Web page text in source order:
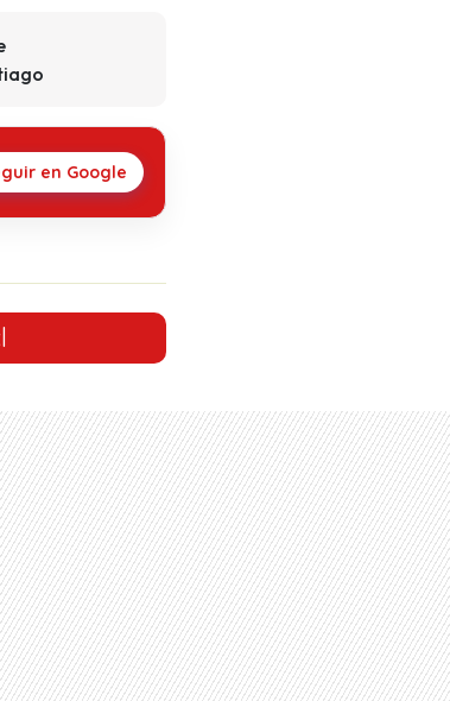
en Google